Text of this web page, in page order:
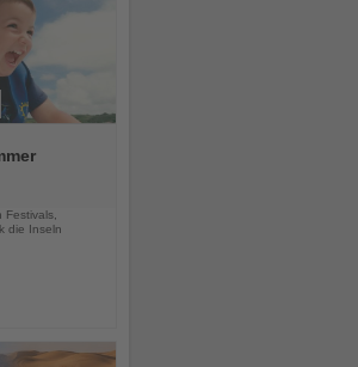
Festivals,
die Inseln